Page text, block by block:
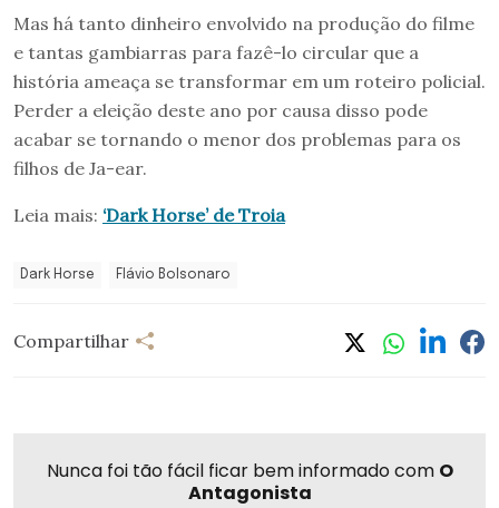
Mas há tanto dinheiro envolvido na produção do filme
e tantas gambiarras para fazê-lo circular que a
história ameaça se transformar em um roteiro policial.
Perder a eleição deste ano por causa disso pode
acabar se tornando o menor dos problemas para os
filhos de Ja-ear.
Leia mais: ‘Dark Horse’ de Troia
Dark Horse Flávio Bolsonaro
Compartilhar
Nunca foi tão fácil ficar bem informado com O
Antagonista